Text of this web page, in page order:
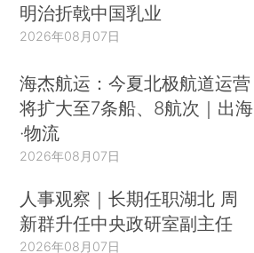
明治折戟中国乳业
2026年08月07日
海杰航运：今夏北极航道运营
将扩大至7条船、8航次｜出海
·物流
2026年08月07日
人事观察｜长期任职湖北 周
新群升任中央政研室副主任
2026年08月07日